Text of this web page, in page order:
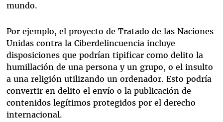
mundo.
Por ejemplo, el proyecto de Tratado de las Naciones
Unidas contra la Ciberdelincuencia incluye
disposiciones que podrían tipificar como delito la
humillación de una persona y un grupo, o el insulto
a una religión utilizando un ordenador. Esto podría
convertir en delito el envío o la publicación de
contenidos legítimos protegidos por el derecho
internacional.